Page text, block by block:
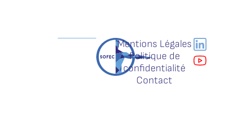
Mentions Légales
Politique de
confidentialité
Contact